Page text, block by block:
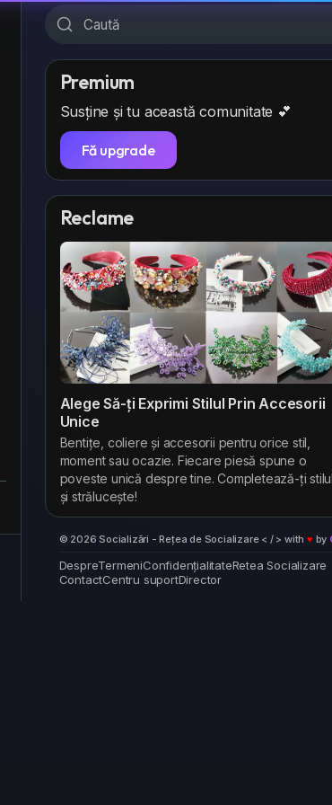
Premium
Susține și tu această comunitate 💕
Fă upgrade
Reclame
Alege Să-ți Exprimi Stilul Prin Accesorii
Unice
Bentițe, coliere și accesorii pentru orice stil,
moment sau ocazie. Fiecare piesă spune o
poveste unică despre tine. Completează-ți stilul
și strălucește!
© 2026 Socializări - Rețea de Socializare < / > with ♥ by
DespreTermeniConfidențialitateRetea Socializare
ContactCentru suportDirector